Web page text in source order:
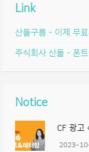
Link
산돌구름 – 이제 무
주식회사 산돌 – 폰
Notice
CF 광고
2023-